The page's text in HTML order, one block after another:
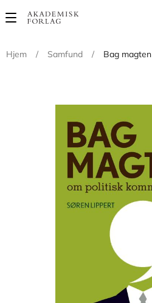
Main
Hjem
/ Samfund / Bag magten